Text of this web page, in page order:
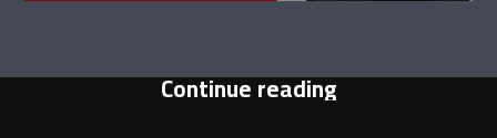
Continue reading